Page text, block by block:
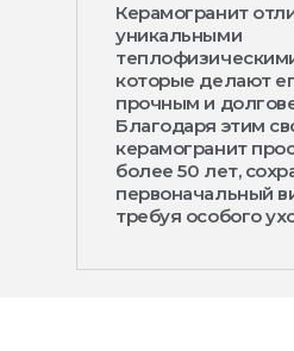
Керамогранит
уникальными
которые делают
прочным и
Благодаря этим
керамогранит
более 50 лет,
первоначальный
требуя особого